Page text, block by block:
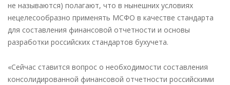
не называются) полагают, что в нынешних условиях
нецелесообразно применять МСФО в качестве стандарта
для составления финансовой отчетности и основы
разработки российских стандартов бухучета.
«Сейчас ставится вопрос о необходимости составления
консолидированной финансовой отчетности российскими